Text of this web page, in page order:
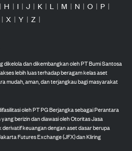
| H | I | J | K | L | M | N | O | P |
| X | Y | Z |
dikelola dan dikembangkan oleh PT Bumi Santosa
lebih luas terhadap beragam kelas aset
mudah, aman, dan terjangkau bagi masyarakat
oleh PT PG Berjangka sebagai Perantara
berizin dan diawasi oleh Otoritas Jasa
keuangan dengan aset dasar berupa
Futures Exchange (JFX) dan Kliring